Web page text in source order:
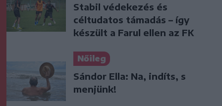
Stabil védekezés és
céltudatos támadás – így
készült a Farul ellen az FK
Nőileg
Sándor Ella: Na, indíts, s
menjünk!